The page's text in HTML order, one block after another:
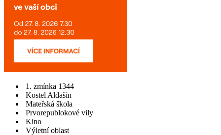
1. zmínka 1344
Kostel Aldašín
Mateřská škola
Prvorepublokové vily
Kino
Výletní oblast